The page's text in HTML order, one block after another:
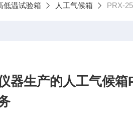
低温试验箱 人工气候箱 PRX-
器生产的人工气候